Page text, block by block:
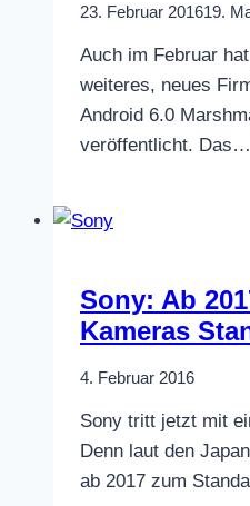
23. Februar 201619.
Auch im Februar
weiteres, neues
Android 6.0
veröffentlicht. Das…
Sony: Ab
Kameras
4. Februar 2016
Sony tritt jetzt mit
Denn laut den
ab 2017 zum